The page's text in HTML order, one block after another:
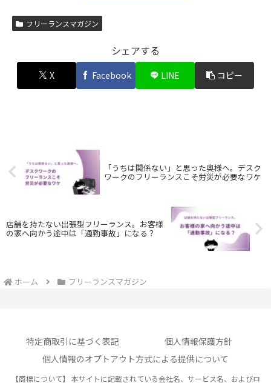
フリーランスマガジン
シェアする
X Facebook LINE コピー
「うちは関係ない」と思った奥様へ。デスク
ワークのフリーランスこそ労災が必要なワケ
店舗を持たない出張型フリーランス。お客様
の家へ向かう途中は「通勤事故」になる？
ホーム フリーランスマガジン
特定商取引に基づく表記
個人情報保護方針
個人情報のオプトアウト方式による提供について
【商標について】 本サイトに記載されている会社名、サービス名、およびロ